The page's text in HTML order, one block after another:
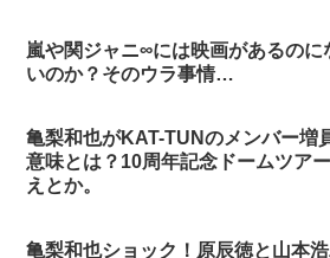
嵐や関ジャニ∞には映画があるの
いのか？そのウラ事情…
亀梨和也がKAT-TUNのメンバー増
意味とは？10周年記念ドームツア
えとか。
亀梨和也ショック！原辰徳と山本